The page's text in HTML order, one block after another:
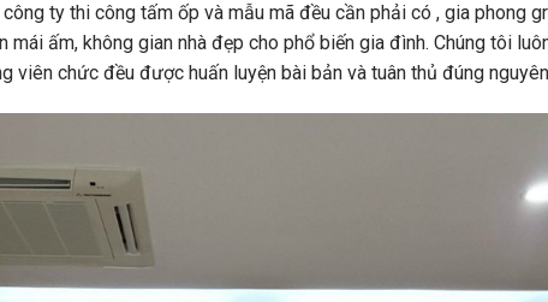
công ty thi công tấm ốp và mẫu mã đều cần phải có , gia phong
mái ấm, không gian nhà đẹp cho phổ biến gia đình. Chúng tôi
viên chức đều được huấn luyện bài bản và tuân thủ đúng